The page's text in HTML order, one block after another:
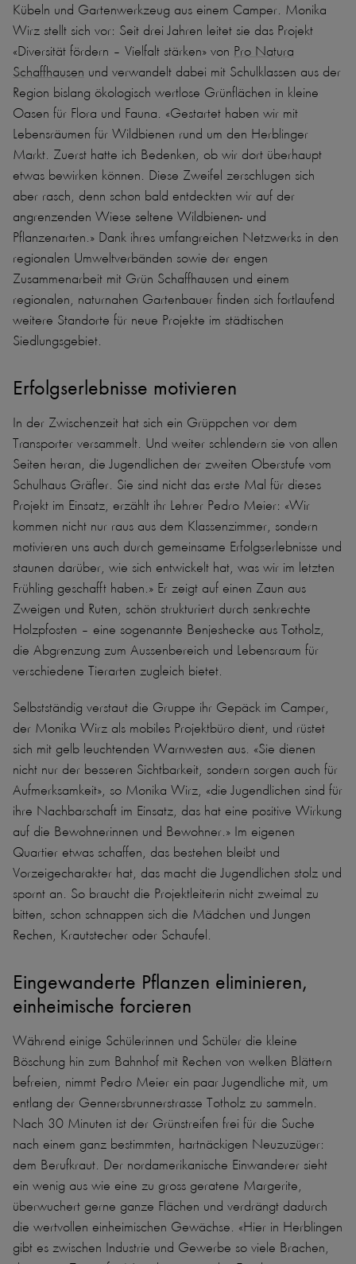
Kübeln und Gartenwerkzeug aus einem Camper. Monika
Wirz stellt sich vor: Seit drei Jahren leitet sie das Projekt
«Diversität fördern – Vielfalt stärken» von Pro Natura
Schaffhausen und verwandelt dabei mit Schulklassen aus der
Region bislang ökologisch wertlose Grünflächen in kleine
Oasen für Flora und Fauna. «Gestartet haben wir mit
Lebensräumen für Wildbienen rund um den Herblinger
Markt. Zuerst hatte ich Bedenken, ob wir dort überhaupt
etwas bewirken können. Diese Zweifel zerschlugen sich
aber rasch, denn schon bald entdeckten wir auf der
angrenzenden Wiese seltene Wildbienen- und
Pflanzenarten.» Dank ihres umfangreichen Netzwerks in den
regionalen Umweltverbänden sowie der engen
Zusammenarbeit mit Grün Schaffhausen und einem
regionalen, naturnahen Gartenbauer finden sich fortlaufend
weitere Standorte für neue Projekte im städtischen
Siedlungsgebiet.
Erfolgserlebnisse motivieren
In der Zwischenzeit hat sich ein Grüppchen vor dem
Transporter versammelt. Und weiter schlendern sie von allen
Seiten heran, die Jugendlichen der zweiten Oberstufe vom
Schulhaus Gräfler. Sie sind nicht das erste Mal für dieses
Projekt im Einsatz, erzählt ihr Lehrer Pedro Meier: «Wir
kommen nicht nur raus aus dem Klassenzimmer, sondern
motivieren uns auch durch gemeinsame Erfolgserlebnisse und
staunen darüber, wie sich entwickelt hat, was wir im letzten
Frühling geschafft haben.» Er zeigt auf einen Zaun aus
Zweigen und Ruten, schön strukturiert durch senkrechte
Holzpfosten – eine sogenannte Benjeshecke aus Totholz,
die Abgrenzung zum Aussenbereich und Lebensraum für
verschiedene Tierarten zugleich bietet.
Selbstständig verstaut die Gruppe ihr Gepäck im Camper,
der Monika Wirz als mobiles Projektbüro dient, und rüstet
sich mit gelb leuchtenden Warnwesten aus. «Sie dienen
nicht nur der besseren Sichtbarkeit, sondern sorgen auch für
Aufmerksamkeit», so Monika Wirz, «die Jugendlichen sind für
ihre Nachbarschaft im Einsatz, das hat eine positive Wirkung
auf die Bewohnerinnen und Bewohner.» Im eigenen
Quartier etwas schaffen, das bestehen bleibt und
Vorzeigecharakter hat, das macht die Jugendlichen stolz und
spornt an. So braucht die Projektleiterin nicht zweimal zu
bitten, schon schnappen sich die Mädchen und Jungen
Rechen, Krautstecher oder Schaufel.
Eingewanderte Pflanzen eliminieren,
einheimische forcieren
Während einige Schülerinnen und Schüler die kleine
Böschung hin zum Bahnhof mit Rechen von welken Blättern
befreien, nimmt Pedro Meier ein paar Jugendliche mit, um
entlang der Gennersbrunnerstrasse Totholz zu sammeln.
Nach 30 Minuten ist der Grünstreifen frei für die Suche
nach einem ganz bestimmten, hartnäckigen Neuzuzüger:
dem Berufkraut. Der nordamerikanische Einwanderer sieht
ein wenig aus wie eine zu gross geratene Margerite,
überwuchert gerne ganze Flächen und verdrängt dadurch
die wertvollen einheimischen Gewächse. «Hier in Herblingen
gibt es zwischen Industrie und Gewerbe so viele Brachen,